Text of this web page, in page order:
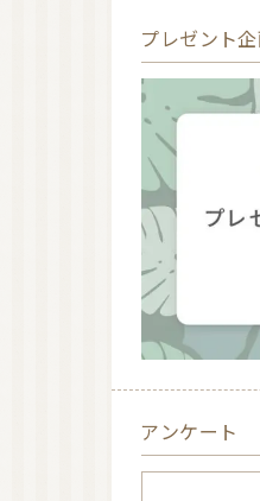
プレゼント
アンケート